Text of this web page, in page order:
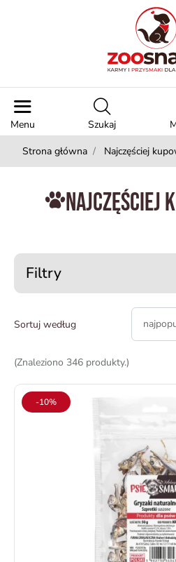
Menu Szukaj
Strona główna Najczęściej
Najczęściej
Filtry
Sortuj według
(Znaleziono 346 produkty.)
-10%